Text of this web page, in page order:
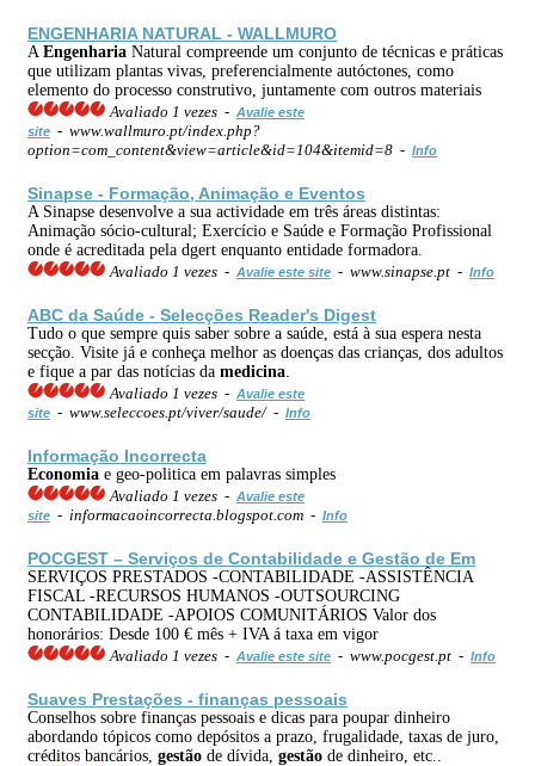
ENGENHARIANATURAL - WALLMURO
A Engenharia Natural compreende um conjunto de técnicas e práticas
que utilizam plantas vivas, preferencialmente autóctones, como
elemento do processo construtivo, juntamente com outros materiais
Avaliado 1 vezes - Avalie este
site - www.wallmuro.pt/index.php?
option=com_content&view=article&id=104&itemid=8 - Info
Sinapse - Formação, Animação e Eventos
A Sinapse desenvolve a sua actividade em três áreas distintas:
Animação sócio-cultural; Exercício e Saúde e Formação Profissional
onde é acreditada pela dgert enquanto entidade formadora.
Avaliado 1 vezes - Avalie este site - www.sinapse.pt - Info
ABC da Saúde - Selecções Reader's Digest
Tudo o que sempre quis saber sobre a saúde, está à sua espera nesta
secção. Visite já e conheça melhor as doenças das crianças, dos adultos
e fique a par das notícias da medicina
Avaliado 1 vezes - Avalie este
site - www.seleccoes.pt/viver/saude/ - Info
Informação Incorrecta
Economia e geo-politica em palavras simples
Avaliado 1 vezes - Avalie este
site - informacaoincorrecta.blogspot.com - Info
POCGEST – Serviços de Contabilidade e Gestão de Em
SERVIÇOS PRESTADOS -CONTABILIDADE -ASSISTÊNCIA
FISCAL -RECURSOS HUMANOS -OUTSOURCING
CONTABILIDADE -APOIOS COMUNITÁRIOS Valor dos
honorários: Desde 100 € mês + IVA á taxa em vigor
Avaliado 1 vezes - Avalie este site - www.pocgest.pt - Info
Suaves Prestações - finanças pessoais
Conselhos sobre finanças pessoais e dicas para poupar dinheiro
abordando tópicos como depósitos a prazo, frugalidade, taxas de juro,
créditos bancários, gestão de dívida, gestão de dinheiro, etc..